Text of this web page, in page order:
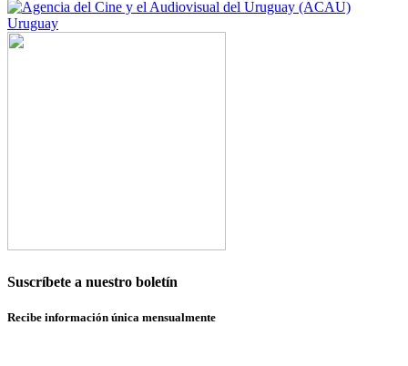
Uruguay
Suscríbete a nuestro boletín
Recibe información única mensualmente